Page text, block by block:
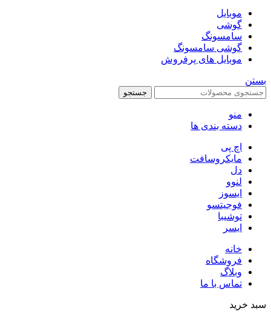
موبایل
گوشی
سامسونگ
گوشی سامسونگ
موبایل های پرفروش
بستن
جستجو
منو
دسته بندی ها
اچ پی
مایکروسافت
دل
لنوو
ایسوز
فوجیتسو
توشیبا
ایسر
خانه
فروشگاه
وبلاگ
تماس با ما
سبد خرید